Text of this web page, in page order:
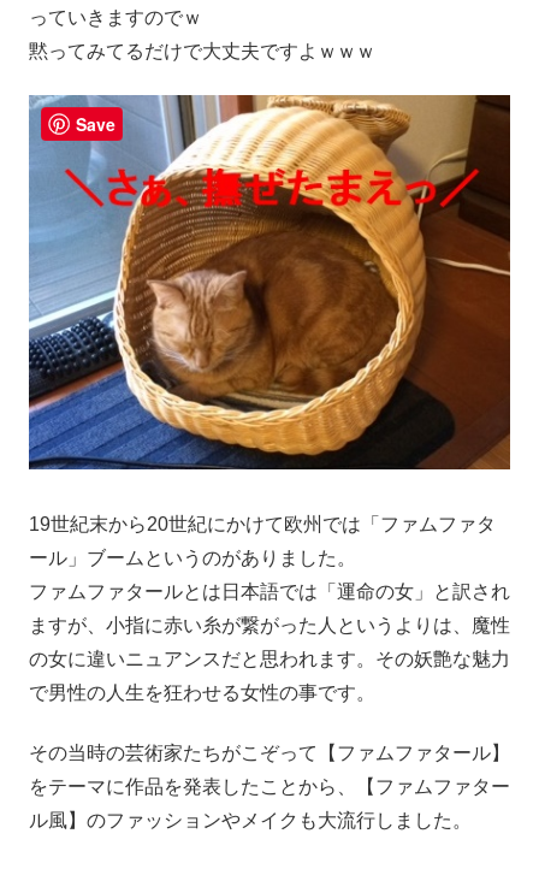
っていきますのでｗ
黙ってみてるだけで大丈夫ですよｗｗｗ
19世紀末から20世紀にかけて欧州では「ファムファタ
ール」ブームというのがありました。
ファムファタールとは日本語では「運命の女」と訳され
ますが、小指に赤い糸が繋がった人というよりは、魔性
の女に違いニュアンスだと思われます。その妖艶な魅力
で男性の人生を狂わせる女性の事です。
その当時の芸術家たちがこぞって【ファムファタール】
をテーマに作品を発表したことから、【ファムファター
ル風】のファッションやメイクも大流行しました。
Save